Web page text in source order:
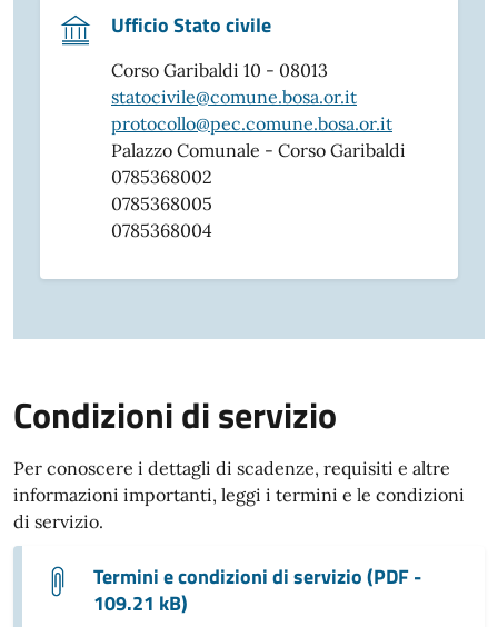
Ufficio Stato civile
Corso Garibaldi 10 - 08013
statocivile@comune.bosa.or.it
protocollo@pec.comune.bosa.or.it
Palazzo Comunale - Corso Garibaldi
0785368002
0785368005
0785368004
Condizioni di servizio
Per conoscere i dettagli di scadenze, requisiti e altre
informazioni importanti, leggi i termini e le condizioni
di servizio.
Termini e condizioni di servizio (PDF -
109.21 kB)